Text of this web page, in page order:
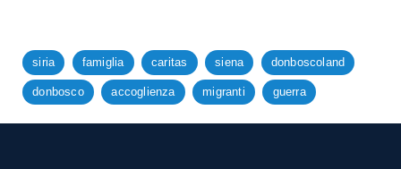
siria famiglia caritas siena donboscoland
donbosco accoglienza migranti guerra